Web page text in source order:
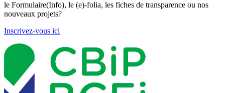
le Formulaire(Info), le (e)-folia, les fiches de transparence ou nos
nouveaux projets?
Inscrivez-vous ici